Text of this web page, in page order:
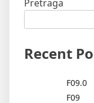
Pretraga
Recent
F09.0
F09